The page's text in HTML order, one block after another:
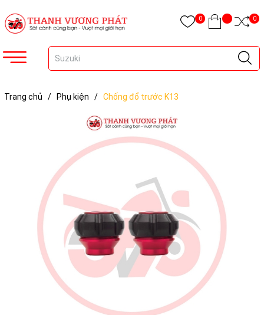
0 0
Trang chủ / Phụ kiện / Chống đổ trước K13